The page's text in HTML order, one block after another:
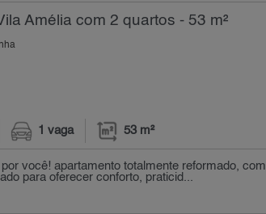
Amélia com 2 quartos - 53 m²
1 vaga 53 m²
você! apartamento totalmente reformado, com
para oferecer conforto, praticid...